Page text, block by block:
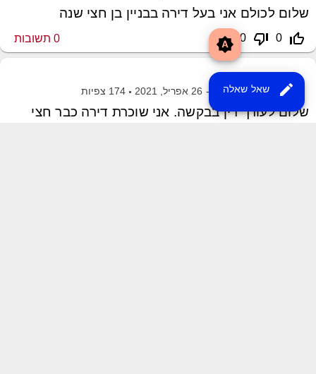
brightness_auto
edit שאל שאלה
שלום לכולם אני בעל דירה בבניין בן חצי שנה
thumb_up_off_alt
0
thumb_down_off_alt
0
0 תשובות
אנונימי
שאלה נשאלה ב- 26 אפריל, 2021 174 צפיות
שלום לעורך דין בבקשה. אני שוכרת דירה כבר חצי